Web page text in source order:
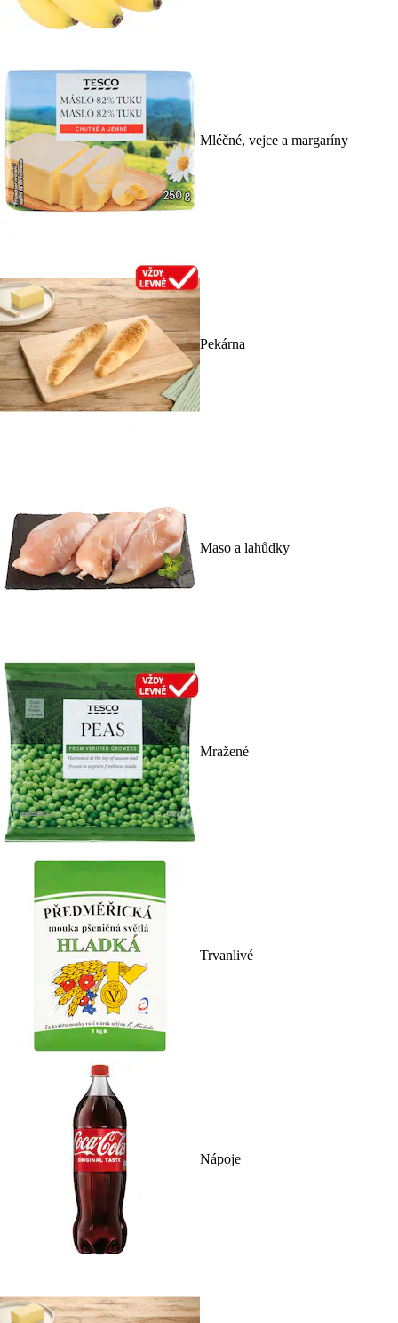
Mléčné, vejce a margaríny
Pekárna
Maso a lahůdky
Mražené
Trvanlivé
Nápoje